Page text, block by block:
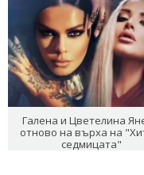
Галена и Цветелина
отново на върха на
седмицата"